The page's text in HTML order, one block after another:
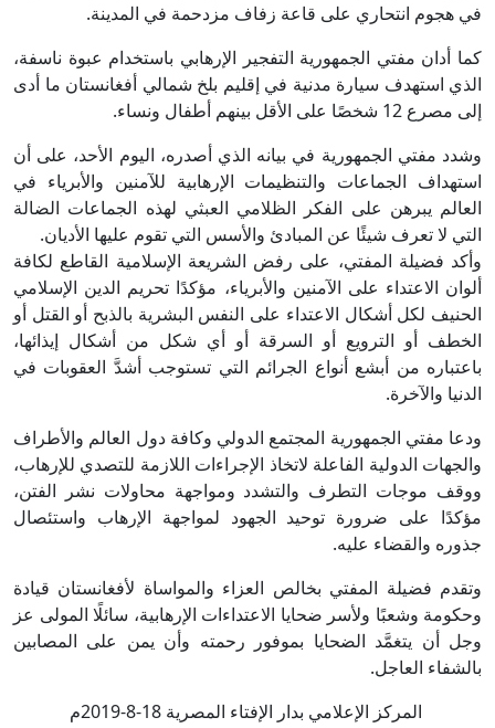
في هجوم انتحاري على قاعة زفاف مزدحمة في المدينة.
كما أدان مفتي الجمهورية التفجير الإرهابي باستخدام عبوة ناسفة،
الذي استهدف سيارة مدنية في إقليم بلخ شمالي أفغانستان ما أدى
إلى مصرع 12 شخصًا على الأقل بينهم أطفال ونساء.
وشدد مفتي الجمهورية في بيانه الذي أصدره، اليوم الأحد، على أن
استهداف الجماعات والتنظيمات الإرهابية للآمنين والأبرياء في
العالم يبرهن على الفكر الظلامي العبثي لهذه الجماعات الضالة
التي لا تعرف شيئًا عن المبادئ والأسس التي تقوم عليها الأديان.
وأكد فضيلة المفتي، على رفض الشريعة الإسلامية القاطع لكافة
ألوان الاعتداء على الآمنين والأبرياء، مؤكدًا تحريم الدين الإسلامي
الحنيف لكل أشكال الاعتداء على النفس البشرية بالذبح أو القتل أو
الخطف أو الترويع أو السرقة أو أي شكل من أشكال إيذائها،
باعتباره من أبشع أنواع الجرائم التي تستوجب أشدَّ العقوبات في
الدنيا والآخرة.
ودعا مفتي الجمهورية المجتمع الدولي وكافة دول العالم والأطراف
والجهات الدولية الفاعلة لاتخاذ الإجراءات اللازمة للتصدي للإرهاب،
ووقف موجات التطرف والتشدد ومواجهة محاولات نشر الفتن،
مؤكدًا على ضرورة توحيد الجهود لمواجهة الإرهاب واستئصال
جذوره والقضاء عليه.
وتقدم فضيلة المفتي بخالص العزاء والمواساة لأفغانستان قيادة
وحكومة وشعبًا ولأسر ضحايا الاعتداءات الإرهابية، سائلًا المولى عز
وجل أن يتغمَّد الضحايا بموفور رحمته وأن يمن على المصابين
بالشفاء العاجل.
المركز الإعلامي بدار الإفتاء المصرية 18-8-2019م